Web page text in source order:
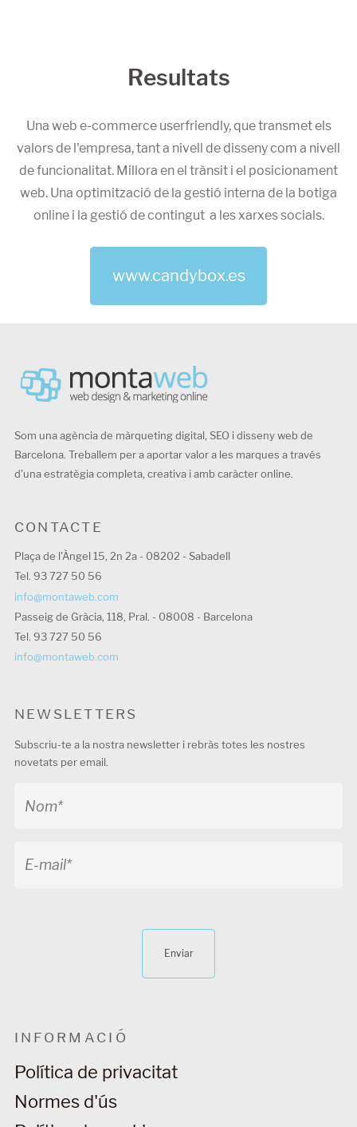
Resultats
Una web e-commerce userfriendly, que transmet els
valors de l'empresa, tant a nivell de disseny com a nivell
de funcionalitat. Millora en el trànsit i el posicionament
web. Una optimització de la gestió interna de la botiga
online i la gestió de contingut a les xarxes socials.
www.candybox.es
Som una agència de màrqueting digital, SEO i disseny web de
Barcelona. Treballem per a aportar valor a les marques a través
d'una estratègia completa, creativa i amb caràcter online.
CONTACTE
Plaça de l'Àngel 15, 2n 2a - 08202 - Sabadell
Tel. 93 727 50 56
info@montaweb.com
Passeig de Gràcia, 118, Pral. - 08008 - Barcelona
Tel. 93 727 50 56
info@montaweb.com
NEWSLETTERS
Subscriu-te a la nostra newsletter i rebràs totes les nostres
novetats per email.
Enviar
INFORMACIÓ
Política de privacitat
Normes d'ús